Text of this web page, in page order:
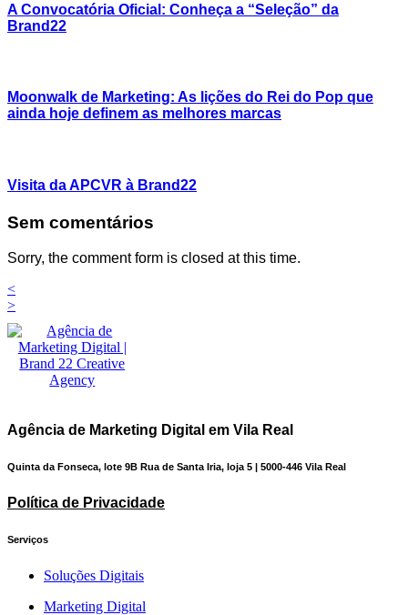
A Convocatória Oficial: Conheça a “Seleção” da
Brand22
Moonwalk de Marketing: As lições do Rei do Pop que
ainda hoje definem as melhores marcas
Visita da APCVR à Brand22
Sem comentários
Sorry, the comment form is closed at this time.
<
>
Agência de Marketing Digital em Vila Real
Quinta da Fonseca, lote 9B Rua de Santa Iria, loja 5 | 5000-446 Vila Real
Política de Privacidade
Serviços
Soluções Digitais
Marketing Digital